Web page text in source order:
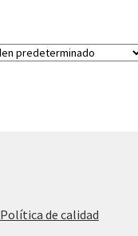
Política de calidad